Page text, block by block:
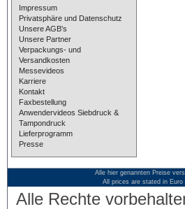
Impressum
Privatsphäre und Datenschutz
Unsere AGB's
Unsere Partner
Verpackungs- und
Versandkosten
Messevideos
Karriere
Kontakt
Faxbestellung
Anwendervideos Siebdruck &
Tampondruck
Lieferprogramm
Presse
Alle hier genannten Preise
All prices are stated in
Alle Rechte